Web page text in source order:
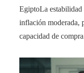
EgiptoLa
inflación moderada,
capacidad de